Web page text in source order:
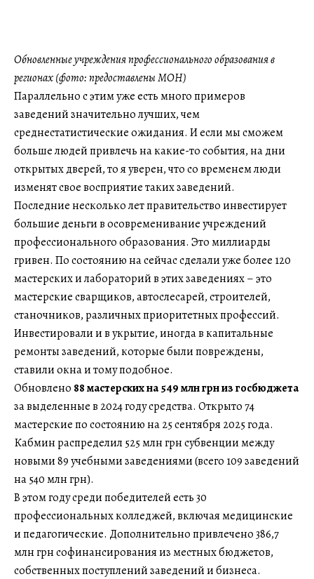
Обновленные учреждения профессионального образования в
регионах (фото: предоставлены МОН)
Параллельно с этим уже есть много примеров
заведений значительно лучших, чем
среднестатистические ожидания. И если мы сможем
больше людей привлечь на какие-то события, на дни
открытых дверей, то я уверен, что со временем люди
изменят свое восприятие таких заведений.
Последние несколько лет правительство инвестирует
большие деньги в осовременивание учреждений
профессионального образования. Это миллиарды
гривен. По состоянию на сейчас сделали уже более 120
мастерских и лабораторий в этих заведениях – это
мастерские сварщиков, автослесарей, строителей,
станочников, различных приоритетных профессий.
Инвестировали и в укрытие, иногда в капитальные
ремонты заведений, которые были повреждены,
ставили окна и тому подобное.
Обновлено 88 мастерских на 549 млн грн из госбюджета
за выделенные в 2024 году средства. Открыто 74
мастерские по состоянию на 25 сентября 2025 года.
Кабмин распределил 525 млн грн субвенции между
новыми 89 учебными заведениями (всего 109 заведений
на 540 млн грн).
В этом году среди победителей есть 30
профессиональных колледжей, включая медицинские
и педагогические. Дополнительно привлечено 386,7
млн грн софинансирования из местных бюджетов,
собственных поступлений заведений и бизнеса.